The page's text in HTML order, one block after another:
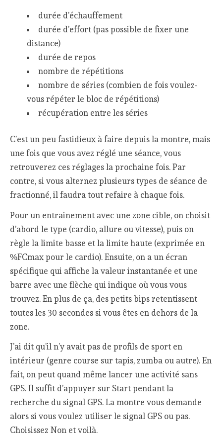
durée d’échauffement
durée d’effort (pas possible de fixer une
distance)
durée de repos
nombre de répétitions
nombre de séries (combien de fois voulez-
vous répéter le bloc de répétitions)
récupération entre les séries
C’est un peu fastidieux à faire depuis la montre, mais
une fois que vous avez réglé une séance, vous
retrouverez ces réglages la prochaine fois. Par
contre, si vous alternez plusieurs types de séance de
fractionné, il faudra tout refaire à chaque fois.
Pour un entrainement avec une zone cible, on choisit
d’abord le type (cardio, allure ou vitesse), puis on
règle la limite basse et la limite haute (exprimée en
%FCmax pour le cardio). Ensuite, on a un écran
spécifique qui affiche la valeur instantanée et une
barre avec une flèche qui indique où vous vous
trouvez. En plus de ça, des petits bips retentissent
toutes les 30 secondes si vous êtes en dehors de la
zone.
J’ai dit qu’il n’y avait pas de profils de sport en
intérieur (genre course sur tapis, zumba ou autre). En
fait, on peut quand même lancer une activité sans
GPS. Il suffit d’appuyer sur Start pendant la
recherche du signal GPS. La montre vous demande
alors si vous voulez utiliser le signal GPS ou pas.
Choisissez Non et voilà.